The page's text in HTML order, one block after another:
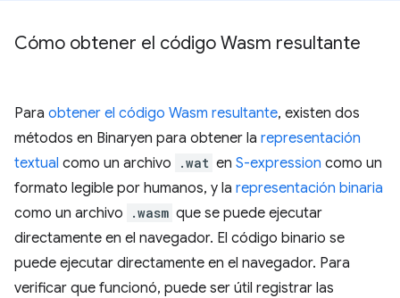
Cómo obtener el código Wasm resultante
Para obtener el código Wasm resultante, existen dos
métodos en Binaryen para obtener la representación
textual como un archivo .wat en S-expression como un
formato legible por humanos, y la representación binaria
como un archivo
.wasm que se puede ejecutar
directamente en el navegador. El código binario se
puede ejecutar directamente en el navegador. Para
verificar que funcionó, puede ser útil registrar las